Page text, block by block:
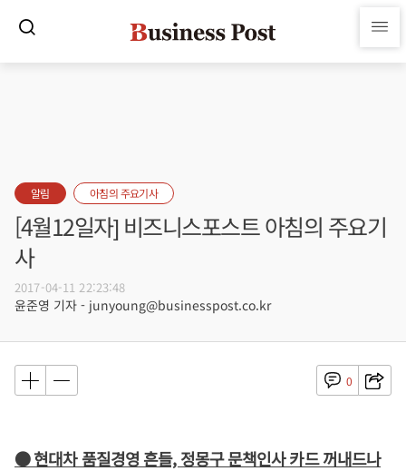
알림 아침의 주요기사
[4월12일자] 비즈니스포스트 아침의 주요기
사
2017-04-11 22:23:48
윤준영 기자 - junyoung@businesspost.co.kr
0
● 현대차 품질경영 흔들, 정몽구 문책인사 카드 꺼내드나